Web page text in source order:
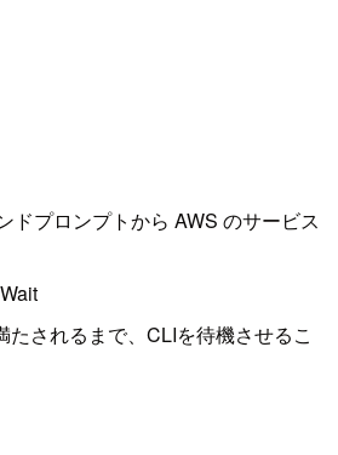
ドプロンプトから AWS のサービス
たされるまで、CLIを待機させるこ